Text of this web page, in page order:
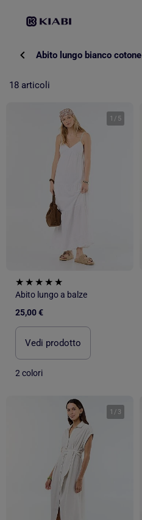
Abito lungo bianco cotone
18 articoli
1 / 5
Abito lungo a balze
25,00 €
Vedi prodotto
2 colori
1 / 3